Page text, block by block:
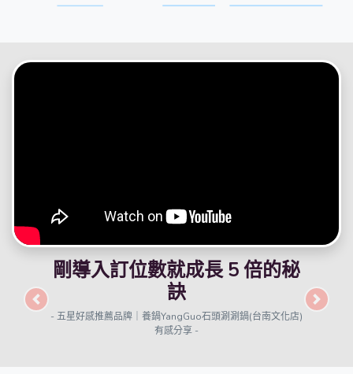
讓每一次的Google搜尋都能轉
換成訂位
- Google導客超有感｜御壽屋Yosuya 邱老闆實證分享 -
Previous Next